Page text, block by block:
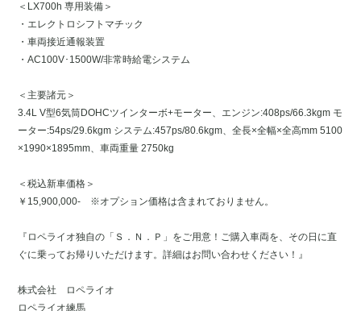
＜LX700h 専用装備＞
・エレクトロシフトマチック
・車両接近通報装置
・AC100V･1500W/非常時給電システム
＜主要諸元＞
3.4L V型6気筒DOHCツインターボ+モーター、エンジン:408ps/66.3kgm モ
ーター:54ps/29.6kgm システム:457ps/80.6kgm、全長×全幅×全高mm 5100
×1990×1895mm、車両重量 2750kg
＜税込新車価格＞
￥15,900,000- ※オプション価格は含まれておりません。
『ロペライオ独自の「Ｓ．Ｎ．Ｐ」をご用意！ご購入車両を、その日に直
ぐに乗ってお帰りいただけます。詳細はお問い合わせください！』
株式会社 ロペライオ
ロペライオ練馬